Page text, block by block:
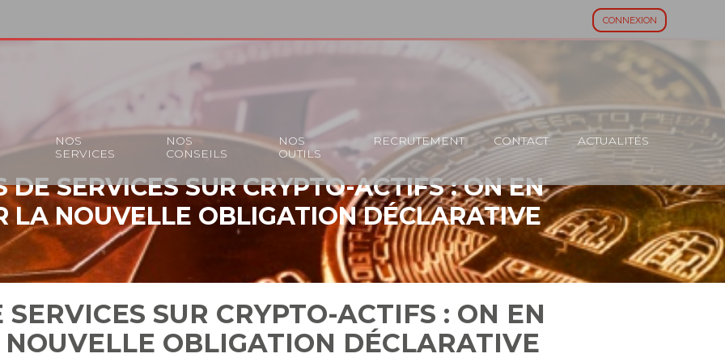
CONNEXION
NOS
SERVICES
NOS
CONSEILS
NOS
OUTILS
RECRUTEMENT CONTACT ACTUALITÉS
DE SERVICES SUR CRYPTO-ACTIFS : ON EN
LA NOUVELLE OBLIGATION DÉCLARATIVE
SUR CRYPTO-ACTIFS : ON EN
OBLIGATION DÉCLARATIVE